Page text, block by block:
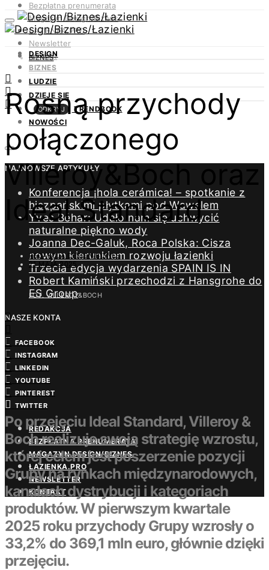
Bezpłatna prenumerata
Magazyn Design/Biznes
ŁAZIENKA.PRO
Newsletter
Kontakt
DESIGN
BIZNES
LUDZIE
DZIEJE SIĘ
ODKRYJ
TRENDBOOK
NOWOŚCI
NAJNOWSZE ARTYKUŁY
Konferencja ¡hola cerámica! – spotkanie z
hiszpańskimi płytkami pod Wawelem
Yves Béhar: Udało nam się uchwycić
naturalne piękno wody
Joanna Dec-Galuk, Roca Polska: Cisza
nowym kierunkiem rozwoju łazienki
Trzecia edycja wydarzenia SPAIN IS IN
Robert Kamiński przechodzi z Hansgrohe do
ES Group
NASZE KONTA
FACEBOOK
INSTAGRAM
LINKEDIN
YOUTUBE
PINTEREST
TWITTER
REDAKCJA
BEZPŁATNA PRENUMERATA
MAGAZYN DESIGN/BIZNES
ŁAZIENKA.PRO
NEWSLETTER
KONTAKT
BIZNES
Rosną przychody
połączonego
Villeroy&Boch oraz
Ideal Standard
REDAKCJA DESIGN/BIZNES
21 MAJA 2025
FOT. VILLEROY&BOCH
Po przejęciu Ideal Standard, Villeroy &
Boch realizuje swoją strategię wzrostu,
której celem jest poszerzenie pozycji
Grupy na rynkach międzynarodowych,
kanałach dystrybucji i kategoriach
produktów. W pierwszym kwartale
2025 roku przychody Grupy wzrosły o
33,2% do 369,1 mln euro, głównie dzięki
przejęciu.